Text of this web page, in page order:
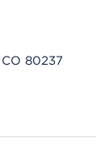
80237
devices